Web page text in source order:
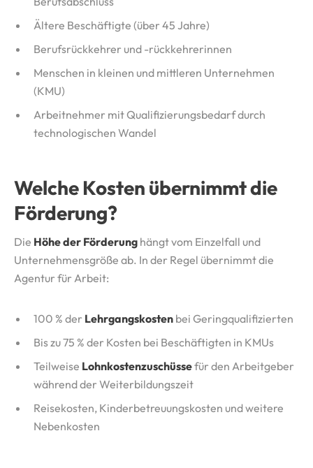
Ältere Beschäftigte (über 45 Jahre)
Berufsrückkehrer und -rückkehrerinnen
Menschen in kleinen und mittleren Unternehmen
(KMU)
Arbeitnehmer mit Qualifizierungsbedarf durch
technologischen Wandel
Welche Kosten übernimmt die
Förderung?
Die Höhe der Förderung hängt vom Einzelfall und
Unternehmensgröße ab. In der Regel übernimmt die
Agentur für Arbeit:
100 % der Lehrgangskosten bei Geringqualifizierten
Bis zu 75 % der Kosten bei Beschäftigten in KMUs
Teilweise Lohnkostenzuschüssefür den Arbeitgeber
während der Weiterbildungszeit
Reisekosten, Kinderbetreuungskosten und weitere
Nebenkosten